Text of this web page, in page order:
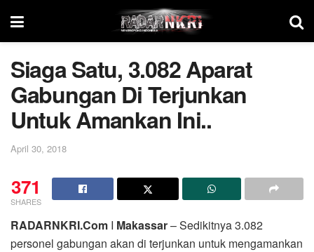
Siaga Satu, 3.082 Aparat
Gabungan Di Terjunkan
Untuk Amankan Ini..
April 30, 2018
371
SHARES
RADARNKRI.Com I Makassar– Sedikitnya 3.082
personel gabungan akan di terjunkan untuk mengamankan